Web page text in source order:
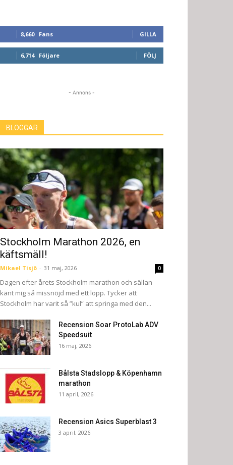
8,660 Fans GILLA
6,714 Följare FÖLJ
- Annons -
BLOGGAR
Stockholm Marathon 2026, en
käftsmäll!
Mikael Tisjö - 31 maj, 2026 0
Dagen efter årets Stockholm marathon och sällan
känt mig så missnöjd med ett lopp. Tycker att
Stockholm har varit så ”kul” att springa med den...
Recension Soar ProtoLab ADV
Speedsuit
16 maj, 2026
Bålsta Stadslopp & Köpenhamn
marathon
11 april, 2026
Recension Asics Superblast 3
3 april, 2026